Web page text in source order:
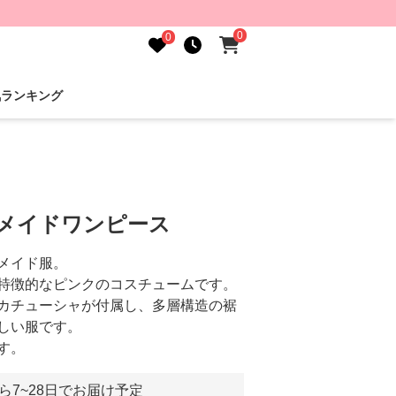
0 0
ンキング
イドワンピース
イド服。
徴的なピンクのコスチュームです。
チューシャが付属し、多層構造の裾
い服です。
。
7~28日でお届け予定